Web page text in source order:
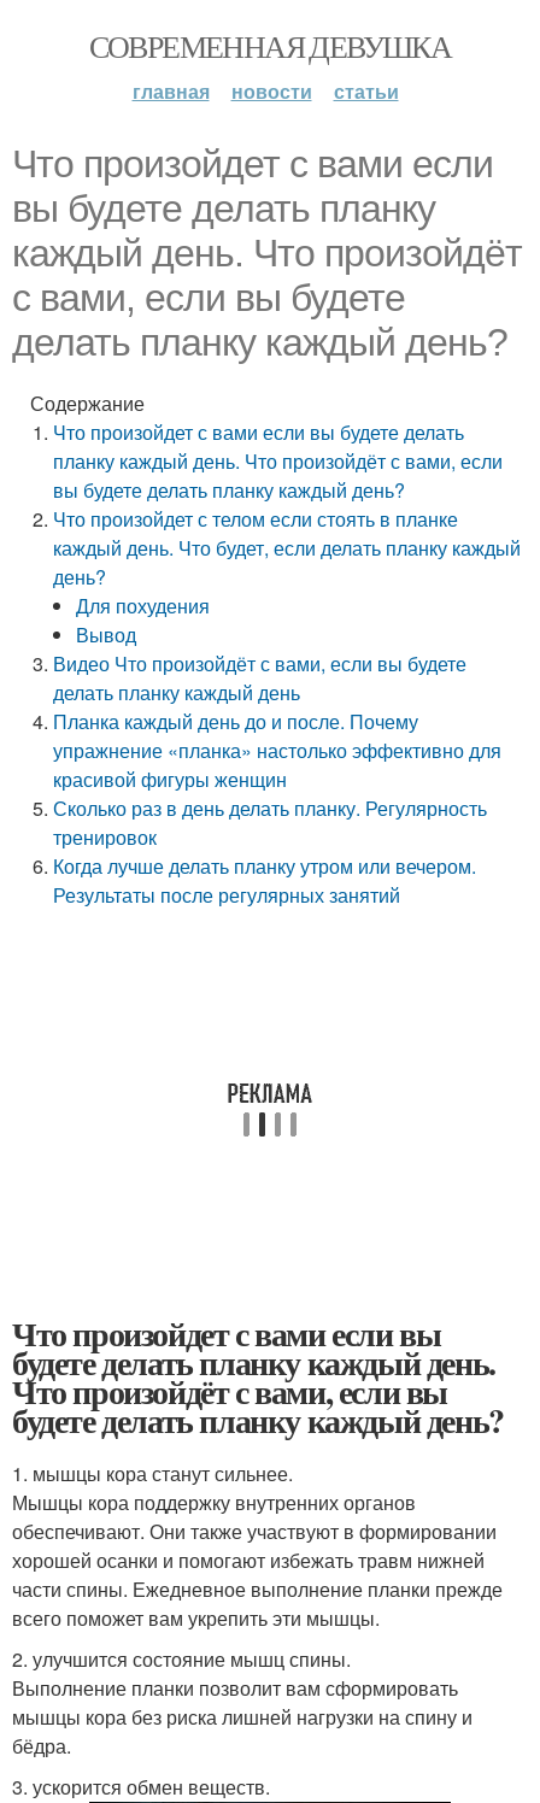
СОВРЕМЕННАЯ ДЕВУШКА
главная новости статьи
Что произойдет с вами если
вы будете делать планку
каждый день. Что произойдёт
с вами, если вы будете
делать планку каждый день?
Содержание
Что произойдет с вами если вы будете делать
планку каждый день. Что произойдёт с вами, если
вы будете делать планку каждый день?
Что произойдет с телом если стоять в планке
каждый день. Что будет, если делать планку каждый
день?
Для похудения
Вывод
Видео Что произойдёт с вами, если вы будете
делать планку каждый день
Планка каждый день до и после. Почему
упражнение «планка» настолько эффективно для
красивой фигуры женщин
Сколько раз в день делать планку. Регулярность
тренировок
Когда лучше делать планку утром или вечером.
Результаты после регулярных занятий
Что произойдет с вами если вы
будете делать планку каждый день.
Что произойдёт с вами, если вы
будете делать планку каждый день?
1. мышцы кора станут сильнее.
Мышцы кора поддержку внутренних органов
обеспечивают. Они также участвуют в формировании
хорошей осанки и помогают избежать травм нижней
части спины. Ежедневное выполнение планки прежде
всего поможет вам укрепить эти мышцы.
2. улучшится состояние мышц спины.
Выполнение планки позволит вам сформировать
мышцы кора без риска лишней нагрузки на спину и
бёдра.
3. ускорится обмен веществ.